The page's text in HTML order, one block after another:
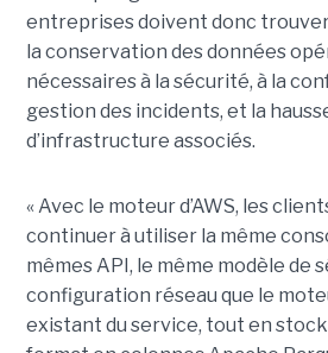
entreprises doivent donc
la conservation des données
nécessaires à la sécurité, à la
gestion des incidents, et la
d’infrastructure associés.
« Avec le moteur d’AWS, les
continuer à utiliser la même
mêmes API, le même modèle de
configuration réseau que le
existant du service, tout en